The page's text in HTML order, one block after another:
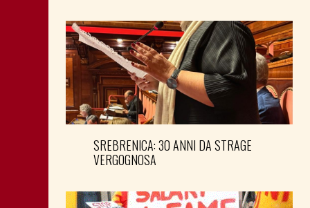
SREBRENICA: 30 ANNI DA STRAGE
VERGOGNOSA